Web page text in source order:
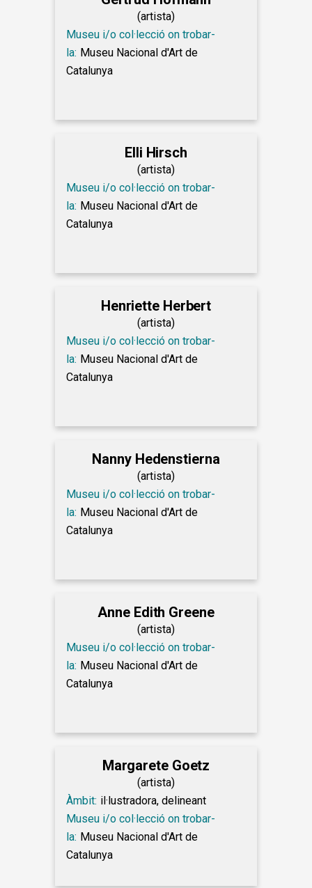
(artista)
Museu i/o col·lecció on trobar-
la: Museu Nacional d'Art de
Catalunya
Elli Hirsch
(artista)
Museu i/o col·lecció on trobar-
la: Museu Nacional d'Art de
Catalunya
Henriette Herbert
(artista)
Museu i/o col·lecció on trobar-
la: Museu Nacional d'Art de
Catalunya
Nanny Hedenstierna
(artista)
Museu i/o col·lecció on trobar-
la: Museu Nacional d'Art de
Catalunya
Anne Edith Greene
(artista)
Museu i/o col·lecció on trobar-
la: Museu Nacional d'Art de
Catalunya
Margarete Goetz
(artista)
Àmbit: il·lustradora, delineant
Museu i/o col·lecció on trobar-
la: Museu Nacional d'Art de
Catalunya